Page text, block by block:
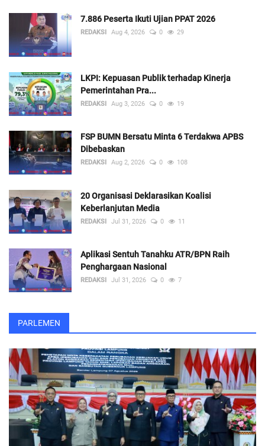
7.886 Peserta Ikuti Ujian PPAT 2026
REDAKSI Aug 4, 2026 0 29
LKPI: Kepuasan Publik terhadap Kinerja
Pemerintahan Pra...
REDAKSI Aug 3, 2026 0 19
FSP BUMN Bersatu Minta 6 Terdakwa APBS
Dibebaskan
REDAKSI Aug 2, 2026 0 108
20 Organisasi Deklarasikan Koalisi
Keberlanjutan Media
REDAKSI Jul 31, 2026 0 11
Aplikasi Sentuh Tanahku ATR/BPN Raih
Penghargaan Nasional
REDAKSI Jul 31, 2026 0 7
PARLEMEN